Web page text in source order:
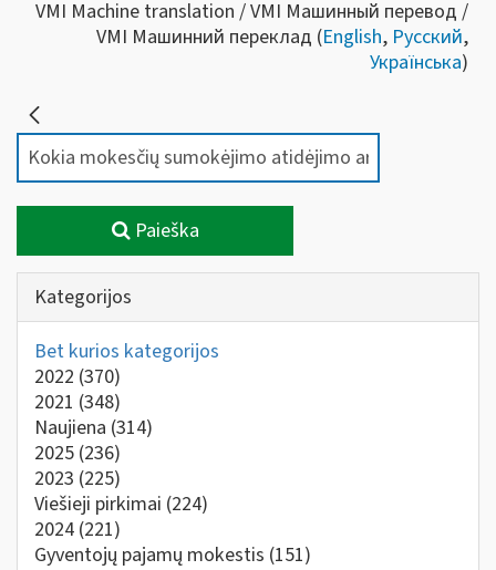
VMI Machine translation / VMI Машинный перевод /
VMI Машинний переклад (English, Русский,
Українська)
Paieška
Kategorijos
Bet kurios kategorijos
2022 (370)
2021 (348)
Naujiena (314)
2025 (236)
2023 (225)
Viešieji pirkimai (224)
2024 (221)
Gyventojų pajamų mokestis (151)